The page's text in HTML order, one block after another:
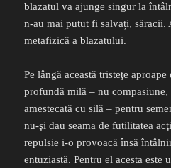
blazatul va ajunge singur la
n-au mai putut fi salvați, săracii.
metafizică a blazatului.
Pe lângă această tristeţe
profundă milă – nu
amestecată cu silă – pentru
nu-şi dau seama de futilitatea
repulsie i-o provoacă însă
entuziastă. Pentru el acesta este